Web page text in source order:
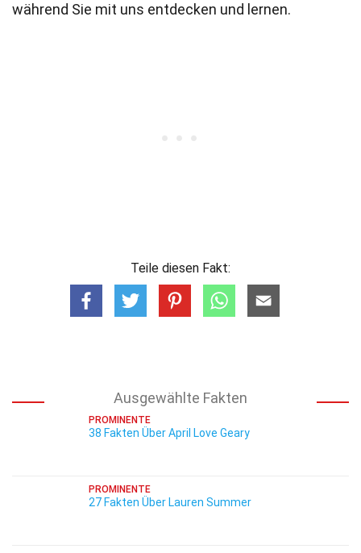
während Sie mit uns entdecken und lernen.
Teile diesen Fakt:
Ausgewählte Fakten
PROMINENTE
38 Fakten Über April Love Geary
PROMINENTE
27 Fakten Über Lauren Summer